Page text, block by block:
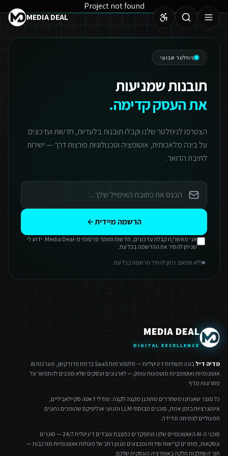
MEDIA DEAL
Project not found
ניוזלטר שבועי
תובנות שמניעות
את העסק קדימה.
הצטרפו לניוזלטר שלנו וקבלו תובנות בלעדיות, חדשות ועדכונים
על בינה מלאכותית, אוטומציה וטכנולוגיות פורצות דרך — ישירות
לתיבת הדואר.
הרשמה מיידית
אני מאשר/ת קבלת עדכונים, חדשות וחומר פרסומי מ-Media Deal. ידוע לי
שניתן להסיר את ההרשמה בכל עת.
ללא ספאם. ניתן להסיר הרשמה בכל עת.
MEDIA DEAL
DIGITAL EXCELLENCE
מדיה דיל
בונה תשתיות דיגיטליות — פלטפורמות SaaS ברמת פרודקשן, מערכות AI
אוטונומיות ואוטומציות מוטמעות עומק — לארגונים ועסקים שלא מוכנים להתפשר על
פתרונות מדף.
כל מוצר שאנחנו משחררים מתוכנן מקצה לקצה: מודלי דאטה סקיילאביליים,
אינטגרציות בזמן אמת, סוכנים מבוססי LLM ומנועי אנליטיקס שהופכים נתונים
תפעוליים לצמיחה מדידה.
סוכני ה-AI האוטונומיים שלנו מתפקדים כמצבת עובדים דיגיטלית 24/7 — סוגרים
עסקאות, פותרים קריאות שירות ומבצעים מגוון רחב של פעולות אוטונומיות מורכבות —
תוך השתלבות חלקה באופרציה העסקית שלכם.